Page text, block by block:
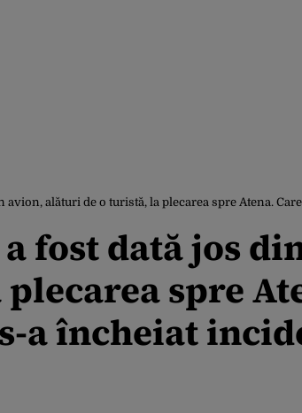
alături de o turistă, la plecarea spre Atena.
fost dată jos
spre
a încheiat